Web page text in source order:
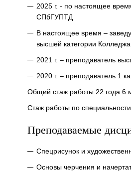
2025 г. - по настоящее
СПбГУПТД
В настоящее время –
высшей категории
2021 г. – преподаватель
2020 г. – преподаватель 1
Общий стаж работы 22 года 6
Стаж работы по
Преподаваемые
Спецрисунок и
Основы черчения и